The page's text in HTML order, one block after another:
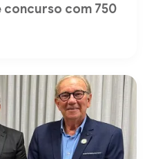
concurso com 750